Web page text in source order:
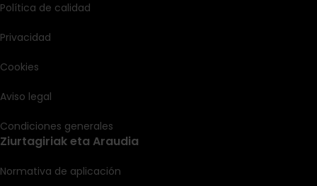
Política de calidad
Privacidad
Cookies
Aviso legal
Condiciones generales
Ziurtagiriak eta Araudia
Normativa de aplicación